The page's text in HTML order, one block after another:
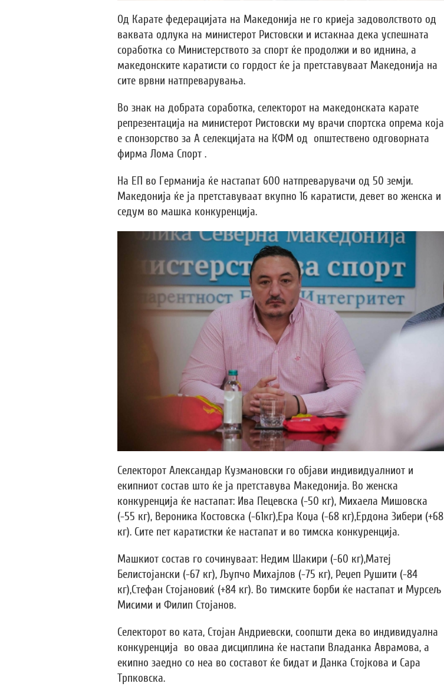
Од Карате федерацијата на Македонија не го криеја задоволството од
ваквата одлука на министерот Ристовски и истакнаа дека успешната
соработка со Министерството за спорт ќе продолжи и во иднина, а
македонските каратисти со гордост ќе ја претставуваат Македонија на
сите врвни натпреварувања.
Во знак на добрата соработка, селекторот на македонската карате
репрезентација на министерот Ристовски му врачи спортска опрема која
е спонзорство за А селекцијата на КФМ од општествено одговорната
фирма Лома Спорт .
На ЕП во Германија ќе настапат 600 натпреварувачи од 50 земји.
Македонија ќе ја претставуваат вкупно 16 каратисти, девет во женска и
седум во машка конкуренција.
Селекторот Александар Кузмановски го објави индивидуалниот и
екипниот состав што ќе ја претставува Македонија. Во женска
конкуренција ќе настапат: Ива Пецевска (-50 кг), Михаела Мишовска
(-55 кг), Вероника Костовска (-61кг),Ера Коџа (-68 кг),Ердона Зибери (+68
кг). Сите пет каратистки ќе настапат и во тимска конкуренција.
Машкиот состав го сочинуваат: Недим Шакири (-60 кг),Матеј
Белистојански (-67 кг), Љупчо Михајлов (-75 кг), Реџеп Рушити (-84
кг),Стефан Стојановиќ (+84 кг). Во тимските борби ќе настапат и Мурсељ
Мисими и Филип Стојанов.
Селекторот во ката, Стојан Андриевски, соопшти дека во индивидуална
конкуренција во оваа дисциплина ќе настапи Владанка Аврамова, а
екипно заедно со неа во составот ќе бидат и Данка Стојкова и Сара
Трпковска.